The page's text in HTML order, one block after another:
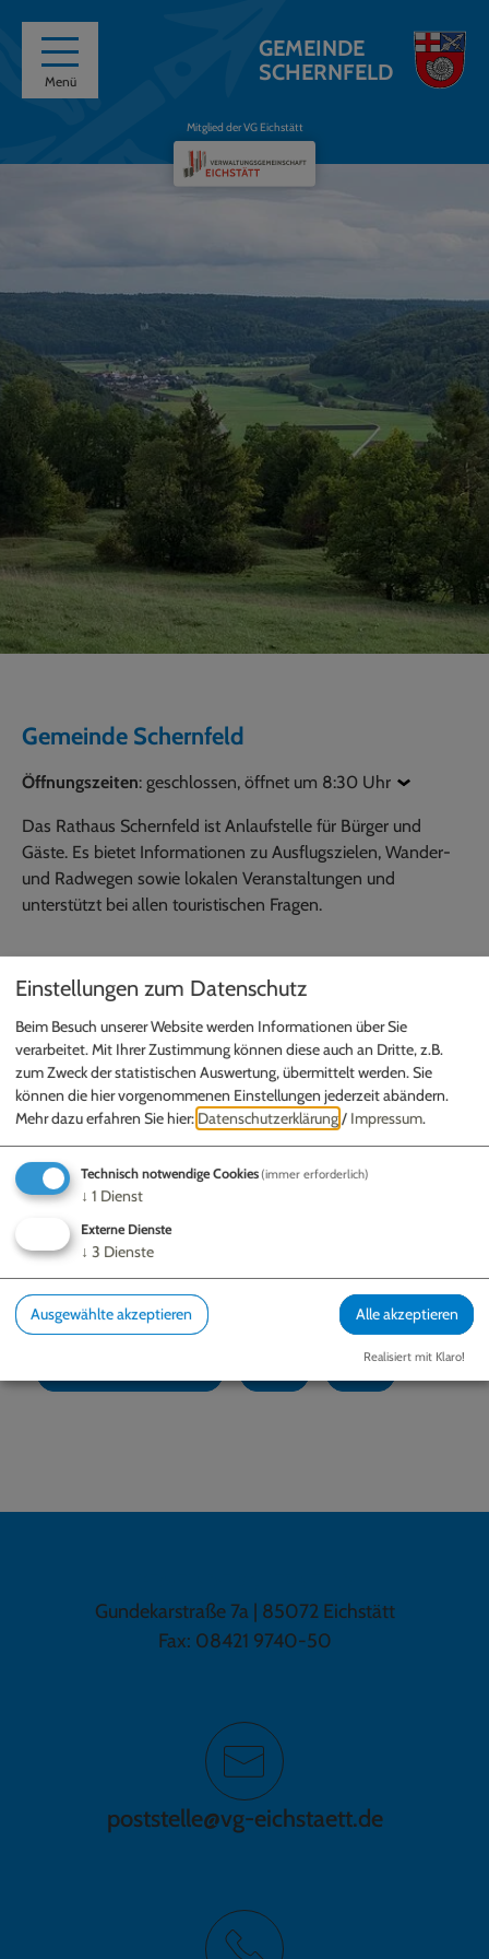
Menü
GEMEINDE
SCHERNFELD
Mitglied der VG Eichstätt
Gemeinde Schernfeld
Öffnungszeiten: geschlossen, öffnet um 8:30 Uhr
Das Rathaus Schernfeld ist Anlaufstelle für Bürger und
Gäste. Es bietet Informationen zu Ausflugszielen, Wander-
und Radwegen sowie lokalen Veranstaltungen und
unterstützt bei allen touristischen Fragen.
Möchten Sie von „OpenStreetMap/Leaflet“ bereitgestellte
Ja Immer
Gemeinde Schernfeld - c/o VG Eichstätt
85072 Eichstätt
Gundekarstraße 7a | 85072 Eichstätt
Fax: 08421 9740-50
poststelle@vg-eichstaett.de
Einstellungen zum Datenschutz
Beim Besuch unserer Website werden Informationen über Sie
verarbeitet. Mit Ihrer Zustimmung können diese auch an Dritte, z.B.
zum Zweck der statistischen Auswertung, übermittelt werden. Sie
können die hier vorgenommenen Einstellungen jederzeit abändern.
Mehr dazu erfahren Sie hier: Datenschutzerklärung/ Impressum.
Technisch notwendige Cookies(immer erforderlich)
↓ 1 Dienst
Externe Dienste
↓ 3 Dienste
Ausgewählte akzeptieren Alle akzeptieren
Realisiert mit Klaro!